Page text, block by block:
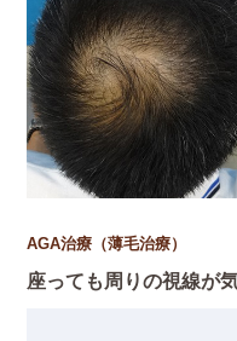
AGA治療（薄毛治療）
座っても周りの視線が